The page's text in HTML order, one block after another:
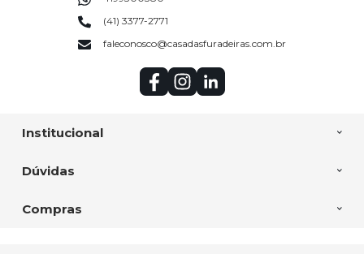
Institucional
Dúvidas
Compras
(41) 3377-2771
faleconosco@casadasfuradeiras.com.br